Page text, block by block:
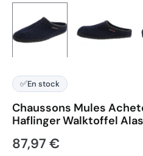
✅En stock
Chaussons Mules
Haflinger Walktoffel
87,97 €